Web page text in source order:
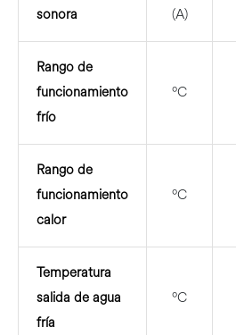
sonora
(A)
Rango de
funcionamiento
frío
ºC
Rango de
funcionamiento
calor
ºC
Temperatura
salida de agua
fría
ºC